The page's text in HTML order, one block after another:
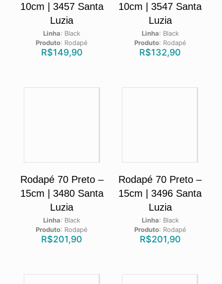
10cm | 3457 Santa
Luzia
Linha: Black
Produto: Rodapé
R$149,90
10cm | 3547 Santa
Luzia
Linha: Black
Produto: Rodapé
R$132,90
Rodapé 70 Preto –
15cm | 3480 Santa
Luzia
Linha: Black
Produto: Rodapé
R$201,90
Rodapé 70 Preto –
15cm | 3496 Santa
Luzia
Linha: Black
Produto: Rodapé
R$201,90